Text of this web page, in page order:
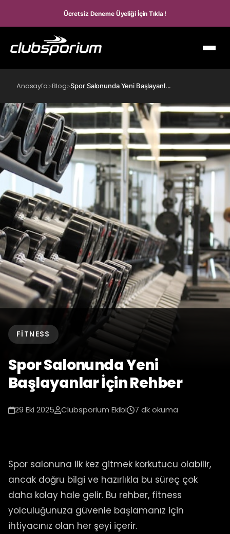
Ücretsiz Deneme Üyeliği İçin Tıkla !
Anasayfa>Blog>Spor Salonunda Yeni Başlayanl...
FITNESS
Spor Salonunda Yeni
Başlayanlar İçin Rehber
29 Eki 2025 Clubsporium Ekibi 7 dk okuma
Spor salonuna ilk kez gitmek korkutucu olabilir,
ancak doğru bilgi ve hazırlıkla bu süreç çok
daha kolay hale gelir. Bu rehber, fitness
yolculuğunuza güvenle başlamanız için
ihtiyacınız olan her şeyi içerir.